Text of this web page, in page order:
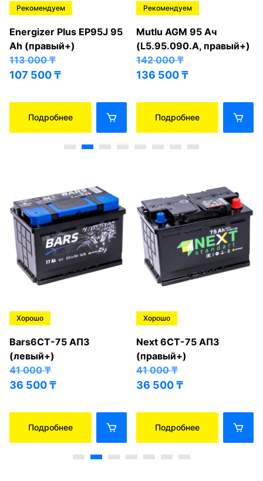
Рекомендуем
Energizer Plus EP95J 95
Ah (правый+)
113 000₸
107 500₸
Подробнее
Рекомендуем
Mutlu AGM 95 Ач
(L5.95.090.A, правый+)
142 000₸
136 500₸
Подробнее
Хорошо
Bars6СТ-75 АПЗ
(левый+)
41 000₸
36 500₸
Подробнее
Хорошо
Next 6СТ-75 АПЗ
(правый+)
41 000₸
36 500₸
Подробнее